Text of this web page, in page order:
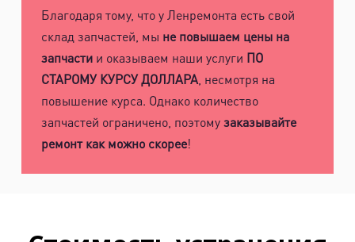
Благодаря тому, что у Ленремонта есть свой
склад запчастей, мы не повышаем цены на
запчастии оказываем наши услуги ПО
СТАРОМУ КУРСУ ДОЛЛАРА, несмотря на
повышение курса. Однако количество
запчастей ограничено, поэтомузаказывайте
ремонт как можно скорее!